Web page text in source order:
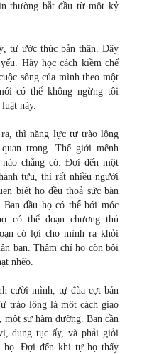
thường bắt đầu từ một kỷ
tự ước thúc bản thân. Đây
Hãy học cách kiềm chế
sống của mình theo một
có thể không ngừng tôi
này.
thì năng lực tự trào lộng
trọng. Thế giới mênh
chẳng có. Đợi đến một
tựu, thì rất nhiều người
biết họ đều thoả sức bàn
đầu họ có thể bới móc
có thể đoạn chương thủ
có lợi cho mình ra khỏi
bạn. Thậm chí họ còn bôi
nhẽo.
cười mình, tự đùa cợt bản
trào lộng là một cách giao
sự hàm dưỡng. Bạn cần
dung tục ấy, và phải giỏi
họ. Đợi đến khi tự họ thấy